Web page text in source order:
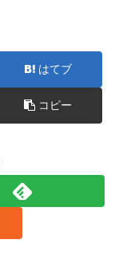
はてブ
コピー